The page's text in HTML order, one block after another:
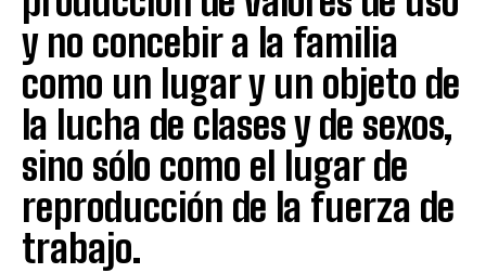
y no concebir a la familia
como un lugar y un objeto de
la lucha de clases y de sexos,
sino sólo como el lugar de
reproducción de la fuerza de
trabajo.